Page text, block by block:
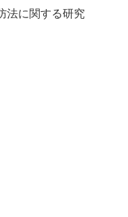
法に関する研究